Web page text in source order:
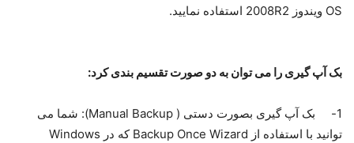
OS ویندوز 2008R2 استفاده نمایید.
بک آپ گیری را می توان به دو صورت تقسیم بندی کرد:
1- بک آپ گیری بصورت دستی ( Manual Backup): شما می
توانید با استفاده از Backup Once Wizard که در Windows